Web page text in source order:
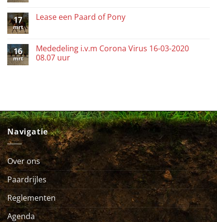
17
mrt
Lease een Paard of Pony
16
mrt
Mededeling i.v.m Corona Virus 16-03-2020
08.07 uur
Navigatie
Over ons
Paardrijles
Reglementen
Agenda